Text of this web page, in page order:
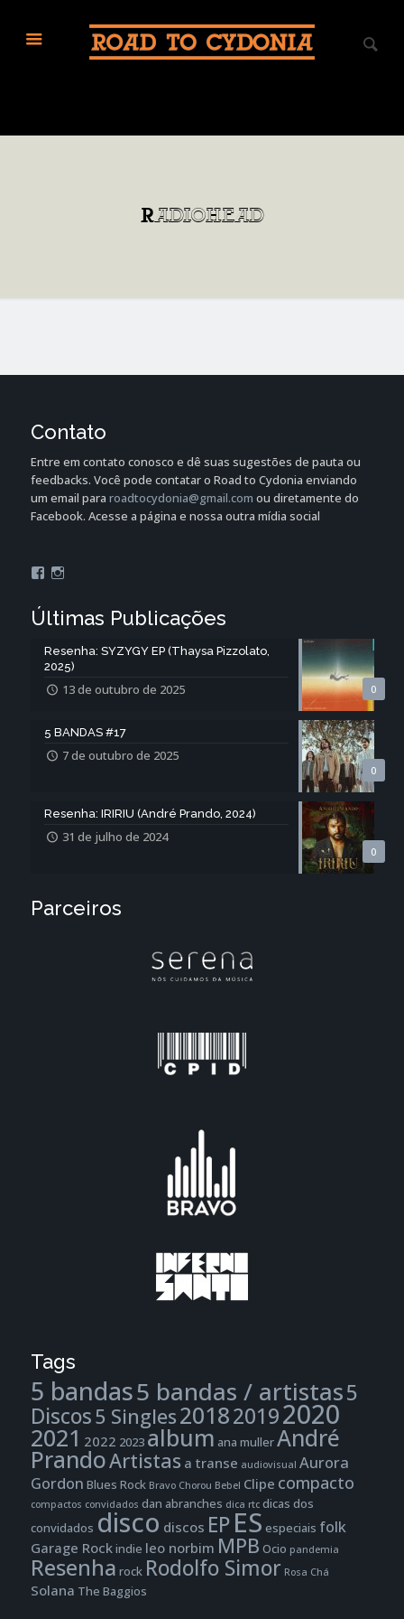
Radiohead
Contato
Entre em contato conosco e dê suas sugestões de pauta ou
feedbacks. Você pode contatar o Road to Cydonia enviando
um email para roadtocydonia@gmail.com ou diretamente do
Facebook. Acesse a página e nossa outra mídia social
Facebook
Últimas Publicações
0
Resenha: SYZYGY EP (Thaysa Pizzolato,
2025)
13 de outubro de 2025
0
5 BANDAS #17
7 de outubro de 2025
0
Resenha: IRIRIU (André Prando, 2024)
31 de julho de 2024
Parceiros
Tags
5 bandas5 bandas / artistas5
Discos5 Singles201820192020
2021 2022 2023album ana mullerAndré
PrandoArtistas a transe audiovisual Aurora
Gordon Blues Rock Bravo Chorou Bebel Clipe compacto
compactos convidados dan abranches dica rtc dicas dos
convidados disco discos EP ES especiais folk
Garage Rockindie leo norbim MPB Ocio pandemia
Resenha rock Rodolfo Simor Rosa Chá
Solana The Baggios